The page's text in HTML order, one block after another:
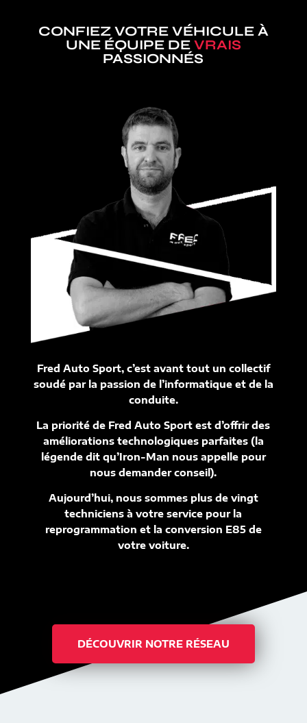
CONFIEZ VOTRE VÉHICULE À
UNE ÉQUIPE DE VRAIS
PASSIONNÉS
Fred Auto Sport, c’est avant tout un collectif
soudé par la passion de l’informatique et de la
conduite.
La priorité de Fred Auto Sport est d’offrir des
améliorations technologiques parfaites (la
légende dit qu’Iron-Man nous appelle pour
nous demander conseil).
Aujourd’hui, nous sommes plus de vingt
techniciens à votre service pour la
reprogrammation et la conversion E85 de
votre voiture.
DÉCOUVRIR NOTRE RÉSEAU